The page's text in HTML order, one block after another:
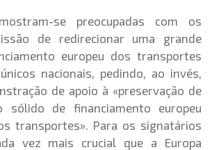
se preocupadas com os
de redirecionar uma grande
europeu dos transportes
nacionais, pedindo, ao invés,
de apoio à «preservação de
sólido de financiamento europeu
transportes». Para os signatários
vez mais crucial que a Europa